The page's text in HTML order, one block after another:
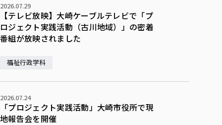
2026.07.29
【テレビ放映】大崎ケーブルテレビで「プ
ロジェクト実践活動（古川地域）」の密着
番組が放映されました
福祉行政学科
2026.07.24
「プロジェクト実践活動」大崎市役所で現
地報告会を開催